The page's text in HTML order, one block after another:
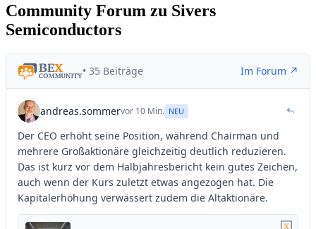
Community Forum zu Sivers
Semiconductors